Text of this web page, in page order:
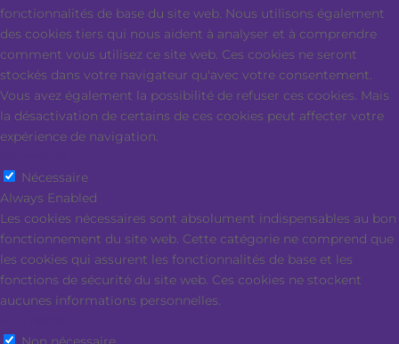
fonctionnalités de base du site web. Nous utilisons également
des cookies tiers qui nous aident à analyser et à comprendre
comment vous utilisez ce site web. Ces cookies ne seront
stockés dans votre navigateur qu'avec votre consentement.
Vous avez également la possibilité de refuser ces cookies. Mais
la désactivation de certains de ces cookies peut affecter votre
expérience de navigation.
Nécessaire
Always Enabled
Les cookies nécessaires sont absolument indispensables au bon
fonctionnement du site web. Cette catégorie ne comprend que
les cookies qui assurent les fonctionnalités de base et les
fonctions de sécurité du site web. Ces cookies ne stockent
aucunes informations personnelles.